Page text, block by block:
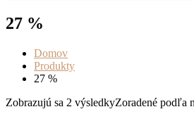
27 %
Domov
Produkty
27 %
Zobrazujú sa 2 výsledkyZoradené podľa